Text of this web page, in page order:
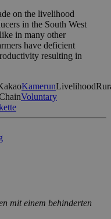
on the livelihood
in the South West
in many other
have deficient
resulting in
KamerunLivelihood
Voluntary
mit einem behinderten